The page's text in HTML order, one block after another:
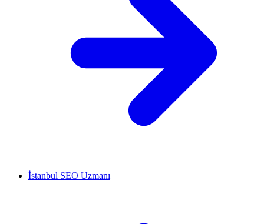
İstanbul SEO Uzmanı